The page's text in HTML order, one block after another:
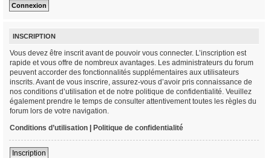
INSCRIPTION
Vous devez être inscrit avant de pouvoir vous connecter. L’inscription est
rapide et vous offre de nombreux avantages. Les administrateurs du forum
peuvent accorder des fonctionnalités supplémentaires aux utilisateurs
inscrits. Avant de vous inscrire, assurez-vous d’avoir pris connaissance de
nos conditions d’utilisation et de notre politique de confidentialité. Veuillez
également prendre le temps de consulter attentivement toutes les règles du
forum lors de votre navigation.
Conditions d’utilisation | Politique de confidentialité
Inscription